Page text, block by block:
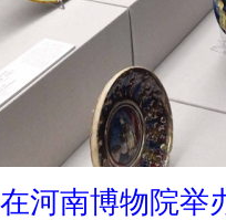
河南博物院举